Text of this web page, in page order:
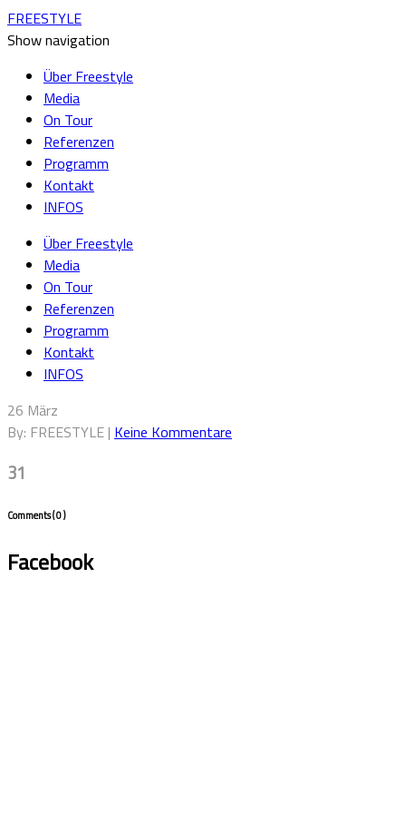
FREESTYLE
Show navigation
Über Freestyle
Media
On Tour
Referenzen
Programm
Kontakt
INFOS
Über Freestyle
Media
On Tour
Referenzen
Programm
Kontakt
INFOS
26 März
By: FREESTYLE | Keine Kommentare
31
Comments( 0 )
Facebook